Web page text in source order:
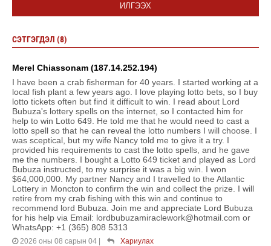
ИЛГЭЭХ
СЭТГЭГДЭЛ (8)
Merel Chiassonam (187.14.252.194)
I have been a crab fisherman for 40 years. I started working at a
local fish plant a few years ago. I love playing lotto bets, so I buy
lotto tickets often but find it difficult to win. I read about Lord
Bubuza's lottery spells on the internet, so I contacted him for
help to win Lotto 649. He told me that he would need to cast a
lotto spell so that he can reveal the lotto numbers I will choose. I
was sceptical, but my wife Nancy told me to give it a try. I
provided his requirements to cast the lotto spells, and he gave
me the numbers. I bought a Lotto 649 ticket and played as Lord
Bubuza instructed, to my surprise it was a big win. I won
$64,000,000. My partner Nancy and I travelled to the Atlantic
Lottery in Moncton to confirm the win and collect the prize. I will
retire from my crab fishing with this win and continue to
recommend lord Bubuza. Join me and appreciate Lord Bubuza
for his help via Email: lordbubuzamiraclework@hotmail.com or
WhatsApp: +1 (365) 808 5313
2026 оны 08 сарын 04 | Хариулах